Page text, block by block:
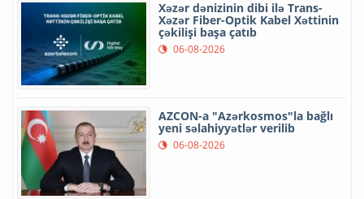
Xəzər dənizinin dibi ilə Trans-
Xəzər Fiber-Optik Kabel Xəttinin
çəkilişi başa çatıb
06-08-2026
AZCON-a "Azərkosmos"la bağlı
yeni səlahiyyətlər verilib
06-08-2026